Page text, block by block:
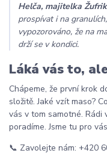
Helča, majitelka
prospívat i na
vypozorováno, že na
drží se v kondici.
Láká vás to,
Chápeme, že první krok
složitě. Jaké vzít maso?
vás v tom samotné. Rádi
poradíme. Jsme tu pro
📞 Zavolejte nám: +420